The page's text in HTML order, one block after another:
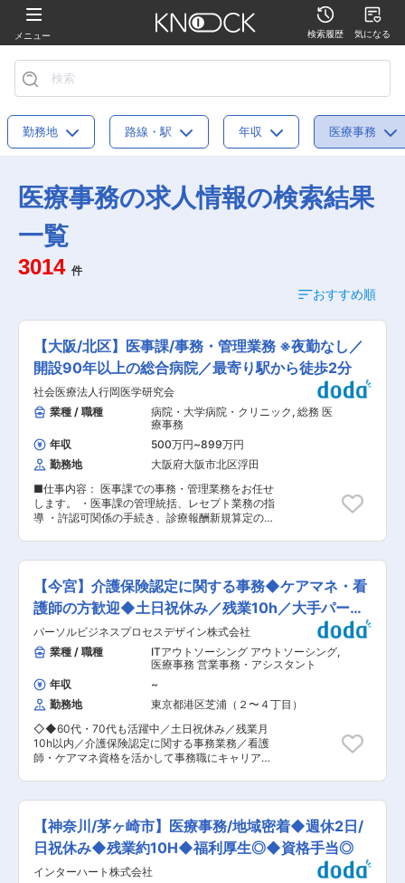
メニュー 検索履歴 気になる
勤務地 路線・駅 年収 医療事務
医療事務の求人情報の検索結果
一覧
3014 件
おすすめ順
【大阪/北区】医事課/事務・管理業務 ※夜勤なし／
開設90年以上の総合病院／最寄り駅から徒歩2分
社会医療法人行岡医学研究会
業種 / 職種
病院・大学病院・クリニック , 総務 医
療事務
年収
500万円~899万円
勤務地
大阪府大阪市北区浮田
■仕事内容： 医事課での事務・管理業務をお任せ
します。 ・医事課の管理統括、レセプト業務の指
導 ・許認可関係の手続き、診療報酬新規算定の提
して業務を担当していただきます。 ■組織構成：
配属予定部署は２０〜２５名で構成されておりま
す。30代を中心に様々な世代の方がご活躍されて
おります。 ■職場環境： ・病床数：347床 ・診
療科：内科、消化器科、リウマチ科、外科、整形
外科、脳神経外科、皮膚科、泌尿器科、小児科、
眼科、 耳鼻咽喉科、リハビリテーショ
ン科、放射線科、歯科、歯科口腔外科、麻酔科 ・
現場の年齢層：20代、30代 ■職場環境の整備に
ついて： ・2012年12月1日、国内の医療機関とし
ては初めて国連が提唱する企業の行動範囲「女性
のエンパワーメント原則」に署名しました。 従来
より女性が働きやすく、活躍できる職場環境整備
に努めてまいりましたが、本原則に署名すること
により、今後も継続的に女性が意欲をもって活躍
できる職場環境の整備に取り組みます。 ・参考：
2.機会の均等、インクルージョン、差別の撤廃 3.
健康、安全、暴力の撤廃 4.教育と研修 5.事業開
発、サプライチェーン、マーケティング活動 6.地
域におけるリーダーシップと参画 7.透明性、成果
の測定、報告
【今宮】介護保険認定に関する事務◆ケアマネ・看
護師の方歓迎◆土日祝休み／残業10h／大手パーソ
ルG◆
パーソルビジネスプロセスデザイン株式会社
業種 / 職種
ITアウトソーシング アウトソーシング,
医療事務 営業事務・アシスタント
年収
~
勤務地
東京都港区芝浦（２〜４丁目）
◇◆60代・70代も活躍中／土日祝休み／残業月
10h以内／介護保険認定に関する事務業務／看護
師・ケアマネ資格を活かして事務職にキャリアチ
会への参加と事務をお任せします。 ケアマネージ
ャーや看護師資格が必須のお仕事ですので業界経
験のある方で資格を活かして働きたい方歓迎です
♪ ■業務詳細： ◇月曜：内勤事務 介護保険認定に
関する担当主治医からの意見書・区役所や調査機
関の調査票のチェック、審査会に参加するにあた
【神奈川/茅ヶ崎市】医療事務/地域密着◆週休2日/
日祝休み◆残業約10H◆福利厚生◎◆資格手当◎
インターハート株式会社